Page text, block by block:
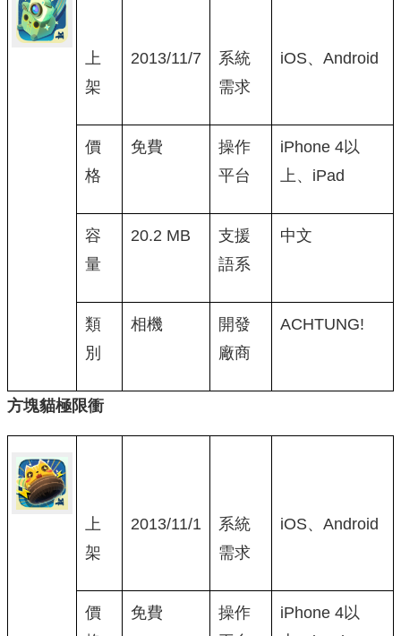
上
架
2013/11/7
系統
需求
iOS、Android
價
格
免費
操作
平台
iPhone 4以
上、iPad
容
量
20.2 MB
支援
語系
中文
類
別
相機
開發
廠商
ACHTUNG!
方塊貓極限衝
上
架
2013/11/1
系統
需求
iOS、Android
價
免費
操作
iPhone 4以